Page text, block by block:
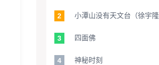
2
3 四面佛
4 神秘时刻